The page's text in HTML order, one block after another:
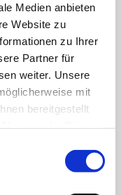
Medien anbieten
Website zu
zu Ihrer
Partner für
weiter. Unsere
mit
bereitgestellt
Service
Ob gehobene
Event-Catering –
Expertise mit.